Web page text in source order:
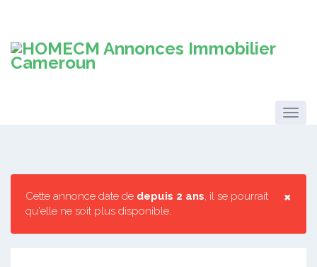
×
Cette annonce date de depuis 2 ans, il se pourrait
qu'elle ne soit plus disponible.